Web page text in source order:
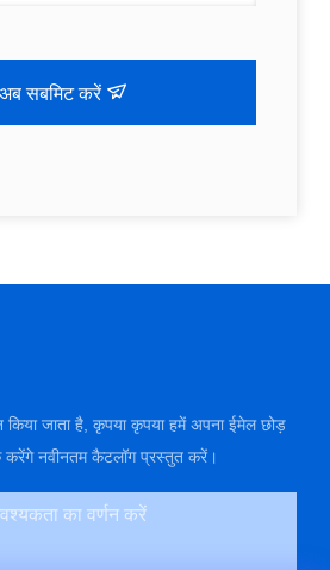
अब सबमिट करें
किया जाता है, कृपया कृपया हमें अपना ईमेल छोड़
नवीनतम कैटलॉग प्रस्तुत करें।